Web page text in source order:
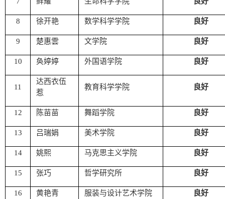
8 徐开艳 数学科学学院 良好
9 楚惠雲 文学院 良好
10 奂婷婷 外国语学院 良好
11
达西衣伍
惹
教育科学学院 良好
12 陈苗苗 舞蹈学院 良好
13 吕瑞娟 美术学院 良好
14 姚熙 马克思主义学院 良好
15 张巧 哲学研究所 良好
16 黄艳青 服装与设计艺术学院 良好